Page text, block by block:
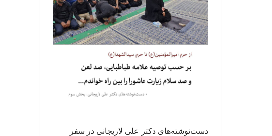
دست‌نوشته‌های دکتر علی لاریجانی در سفر